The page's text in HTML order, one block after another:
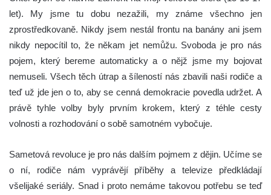
let). My jsme tu dobu nezažili, my známe všechno jen
zprostředkovaně. Nikdy jsem nestál frontu na banány ani jsem
nikdy nepocítil to, že někam jet nemůžu. Svoboda je pro nás
pojem, který bereme automaticky a o nějž jsme my bojovat
nemuseli. Všech těch útrap a šíleností nás zbavili naši rodiče a
teď už jde jen o to, aby se cenná demokracie povedla udržet. A
právě tyhle volby byly prvním krokem, který z téhle cesty
volnosti a rozhodování o sobě samotném vybočuje.
Sametová revoluce je pro nás dalším pojmem z dějin. Učíme se
o ní, rodiče nám vyprávějí příběhy a televize předkládají
všelijaké seriály. Snad i proto nemáme takovou potřebu se teď